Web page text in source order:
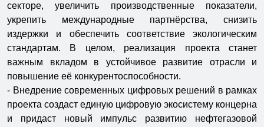
секторе, увеличить производственные показатели,
укрепить международные партнёрства, снизить
издержки и обеспечить соответствие экологическим
стандартам. В целом, реализация проекта станет
важным вкладом в устойчивое развитие отрасли и
повышение её конкурентоспособности.
- Внедрение современных цифровых решений в рамках
проекта создаст единую цифровую экосистему концерна
и придаст новый импульс развитию нефтегазовой